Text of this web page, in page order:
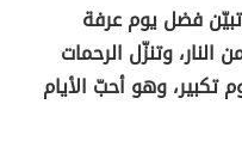
فضل يوم عرفة
وتنزّل الرحمات
تكبير، وهو أحبّ الأيام